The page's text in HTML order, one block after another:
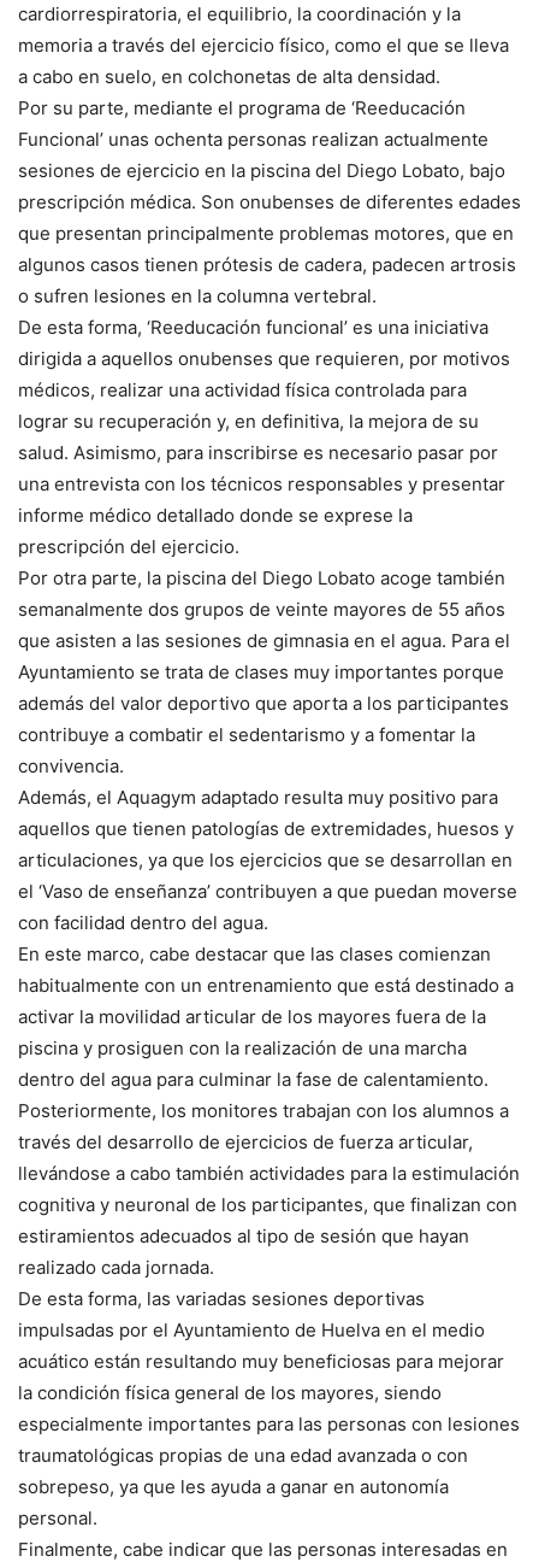
cardiorrespiratoria, el equilibrio, la coordinación y la
memoria a través del ejercicio físico, como el que se lleva
a cabo en suelo, en colchonetas de alta densidad.
Por su parte, mediante el programa de ‘Reeducación
Funcional’ unas ochenta personas realizan actualmente
sesiones de ejercicio en la piscina del Diego Lobato, bajo
prescripción médica. Son onubenses de diferentes edades
que presentan principalmente problemas motores, que en
algunos casos tienen prótesis de cadera, padecen artrosis
o sufren lesiones en la columna vertebral.
De esta forma, ‘Reeducación funcional’ es una iniciativa
dirigida a aquellos onubenses que requieren, por motivos
médicos, realizar una actividad física controlada para
lograr su recuperación y, en definitiva, la mejora de su
salud. Asimismo, para inscribirse es necesario pasar por
una entrevista con los técnicos responsables y presentar
informe médico detallado donde se exprese la
prescripción del ejercicio.
Por otra parte, la piscina del Diego Lobato acoge también
semanalmente dos grupos de veinte mayores de 55 años
que asisten a las sesiones de gimnasia en el agua. Para el
Ayuntamiento se trata de clases muy importantes porque
además del valor deportivo que aporta a los participantes
contribuye a combatir el sedentarismo y a fomentar la
convivencia.
Además, el Aquagym adaptado resulta muy positivo para
aquellos que tienen patologías de extremidades, huesos y
articulaciones, ya que los ejercicios que se desarrollan en
el ‘Vaso de enseñanza’ contribuyen a que puedan moverse
con facilidad dentro del agua.
En este marco, cabe destacar que las clases comienzan
habitualmente con un entrenamiento que está destinado a
activar la movilidad articular de los mayores fuera de la
piscina y prosiguen con la realización de una marcha
dentro del agua para culminar la fase de calentamiento.
Posteriormente, los monitores trabajan con los alumnos a
través del desarrollo de ejercicios de fuerza articular,
llevándose a cabo también actividades para la estimulación
cognitiva y neuronal de los participantes, que finalizan con
estiramientos adecuados al tipo de sesión que hayan
realizado cada jornada.
De esta forma, las variadas sesiones deportivas
impulsadas por el Ayuntamiento de Huelva en el medio
acuático están resultando muy beneficiosas para mejorar
la condición física general de los mayores, siendo
especialmente importantes para las personas con lesiones
traumatológicas propias de una edad avanzada o con
sobrepeso, ya que les ayuda a ganar en autonomía
personal.
Finalmente, cabe indicar que las personas interesadas en